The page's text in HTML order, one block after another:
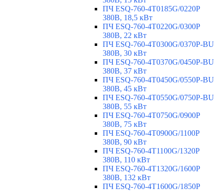
ПЧ ESQ-760-4T0185G/0220P
380В, 18,5 кВт
ПЧ ESQ-760-4T0220G/0300P
380В, 22 кВт
ПЧ ESQ-760-4T0300G/0370P-BU
380В, 30 кВт
ПЧ ESQ-760-4T0370G/0450P-BU
380В, 37 кВт
ПЧ ESQ-760-4T0450G/0550P-BU
380В, 45 кВт
ПЧ ESQ-760-4T0550G/0750P-BU
380В, 55 кВт
ПЧ ESQ-760-4T0750G/0900P
380В, 75 кВт
ПЧ ESQ-760-4T0900G/1100P
380В, 90 кВт
ПЧ ESQ-760-4T1100G/1320P
380В, 110 кВт
ПЧ ESQ-760-4T1320G/1600P
380В, 132 кВт
ПЧ ESQ-760-4T1600G/1850P